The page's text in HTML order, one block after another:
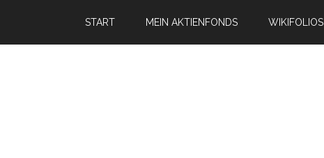
START MEIN AKTIENFONDS WIKIFOLIOS